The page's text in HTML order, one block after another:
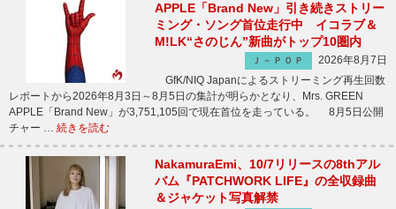
APPLE「Brand New」引き続きストリー
ミング・ソング首位走行中 イコラブ＆
M!LK“さのじん”新曲がトップ10圏内
Ｊ－ＰＯＰ
2026年8月7日
GfK/NIQ Japanによるストリーミング再生回数
レポートから2026年8月3日～8月5日の集計が明らかとなり、Mrs. GREEN
APPLE「Brand New」が3,751,105回で現在首位を走っている。 8月5日公開
チャー … 続きを読む
NakamuraEmi、10/7リリースの8thアル
バム『PATCHWORK LIFE』の全収録曲
＆ジャケット写真解禁